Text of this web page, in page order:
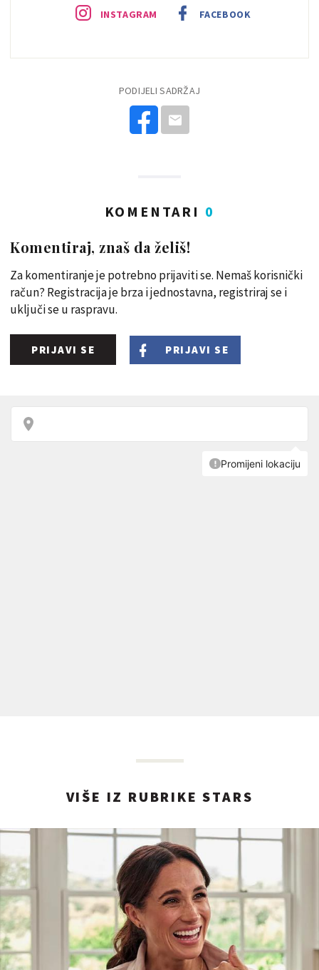
INSTAGRAM FACEBOOK
PODIJELI SADRŽAJ
KOMENTARI 0
Komentiraj, znaš da želiš!
Za komentiranje je potrebno prijaviti se. Nemaš korisnički
račun? Registracija je brza i jednostavna, registriraj se i
uključi se u raspravu.
PRIJAVI SE PRIJAVI SE
VIŠE IZ RUBRIKE STARS